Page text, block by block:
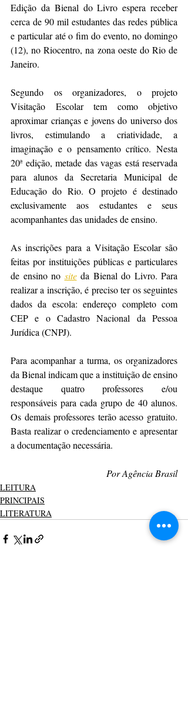
Edição da Bienal do Livro espera receber
cerca de 90 mil estudantes das redes pública
e particular até o fim do evento, no domingo
(12), no Riocentro, na zona oeste do Rio de
Janeiro.
Segundo os organizadores, o projeto
Visitação Escolar tem como objetivo
aproximar crianças e jovens do universo dos
livros, estimulando a criatividade, a
imaginação e o pensamento crítico. Nesta
20ª edição, metade das vagas está reservada
para alunos da Secretaria Municipal de
Educação do Rio. O projeto é destinado
exclusivamente aos estudantes e seus
acompanhantes das unidades de ensino.
As inscrições para a Visitação Escolar são
feitas por instituições públicas e particulares
de ensino no site da Bienal do Livro. Para
realizar a inscrição, é preciso ter os seguintes
dados da escola: endereço completo com
CEP e o Cadastro Nacional da Pessoa
Jurídica (CNPJ).
Para acompanhar a turma, os organizadores
da Bienal indicam que a instituição de ensino
destaque quatro professores e/ou
responsáveis para cada grupo de 40 alunos.
Os demais professores terão acesso gratuito.
Basta realizar o credenciamento e apresentar
a documentação necessária.
Por Agência Brasil
LEITURA
PRINCIPAIS
LITERATURA